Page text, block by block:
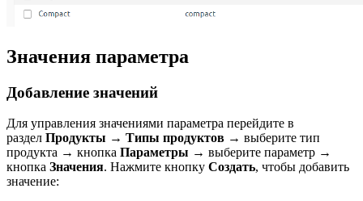
Значения параметра
Добавление значений
Для управления значениями параметра перейдите в
раздел Продукты → Типы продуктов → выберите тип
продукта → кнопка Параметры → выберите параметр →
кнопка Значения. Нажмите кнопку Создать, чтобы добавить
значение: